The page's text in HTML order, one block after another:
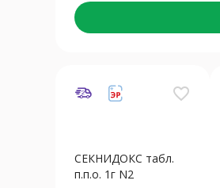
favorite_border
СЕКНИДОКС табл.
п.п.о. 1г N2